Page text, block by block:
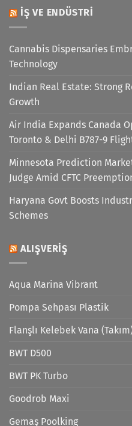
İŞ VE ENDÜSTRI
Cannabis Dispensaries
Technology
Indian Real Estate: Strong
Growth
Air India Expands Canada
Toronto & Delhi B787-9
Minnesota Prediction
Judge Amid CFTC
Haryana Govt Boosts
Schemes
ALIŞVERIŞ
Aqua Marina Vibrant
Pompa Sehpası Plastik
Flanşlı Kelebek Vana
BWT D500
BWT PK Turbo
Goodrob Maxi
Gemaş Poolking